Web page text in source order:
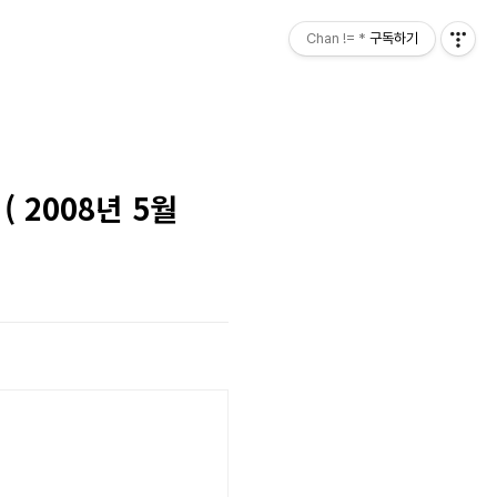
2008년 5월
Chan != * 구독하기